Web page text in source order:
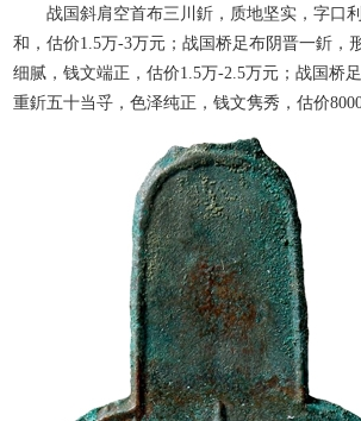
战国斜肩空首布三川釿，质地坚实，字口
和，估价1.5万-3万元；战国桥足布阴晋一釿，
细腻，钱文端正，估价1.5万-2.5万元；战国桥
重釿五十当寽，色泽纯正，钱文隽秀，估价